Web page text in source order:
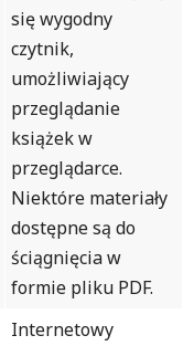
się wygodny
czytnik,
umożliwiający
przeglądanie
książek w
przeglądarce.
Niektóre materiały
dostępne są do
ściągnięcia w
formie pliku PDF.
Internetowy